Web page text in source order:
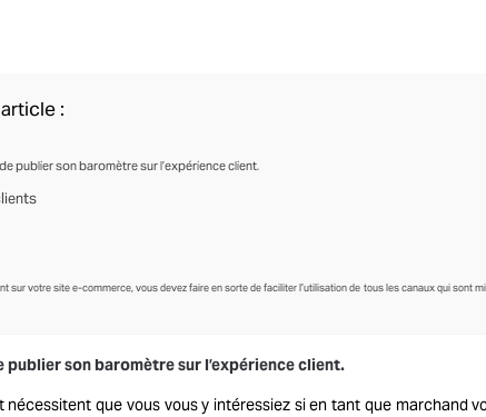
:
publier son baromètre sur l’expérience client.
sur votre site e-commerce, vous devez faire en sorte de faciliter l’utilisation de tous les canaux qui sont
son baromètre sur l’expérience client.
que vous vous y intéressiez si en tant que marchand